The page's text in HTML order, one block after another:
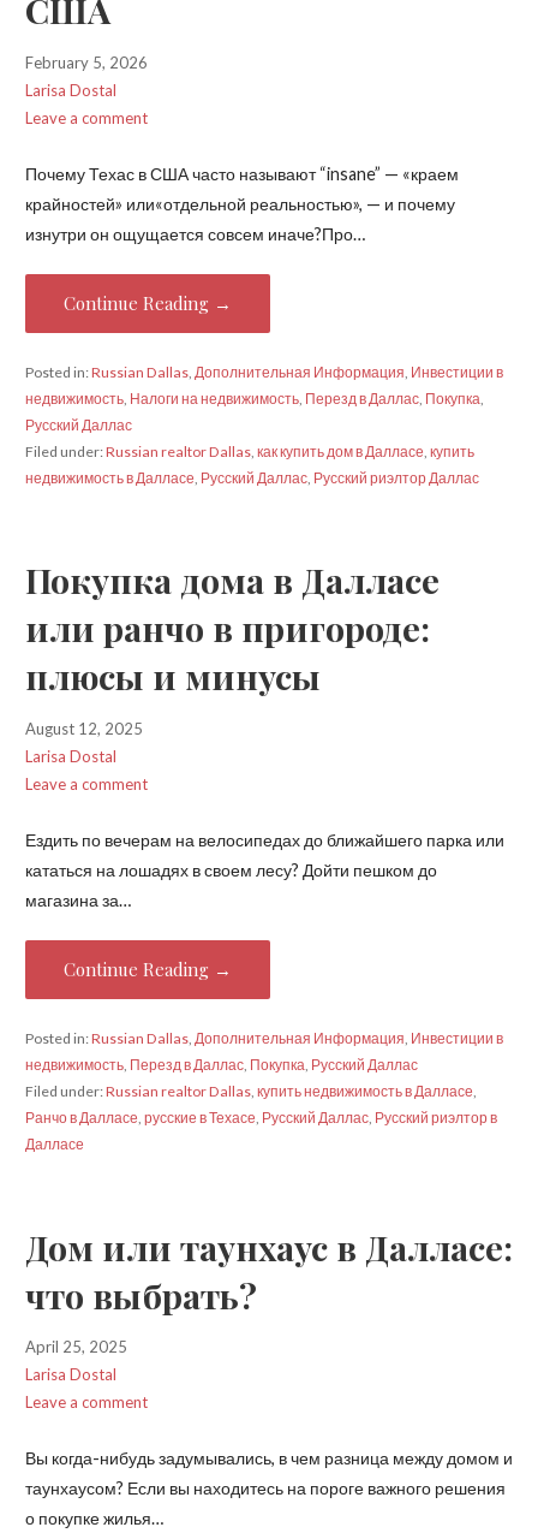
США
February 5, 2026
Larisa Dostal
Leave a comment
Почему Техас в США часто называют “insane” — «краем
крайностей» или«отдельной реальностью», — и почему
изнутри он ощущается совсем иначе?Про…
Continue Reading →
Posted in:Russian Dallas, Дополнительная Информация Инвестиции в
недвижимость, Налоги на недвижимость, Перезд в Даллас, Покупка
Русский Даллас
Filed under:Russian realtor Dallas, как купить дом в Далласе купить
недвижимость в Далласе Русский Даллас, Русский риэлтор Даллас
Покупка дома в Далласе
или ранчо в пригороде:
плюсы и минусы
August 12, 2025
Larisa Dostal
Leave a comment
Ездить по вечерам на велосипедах до ближайшего парка или
кататься на лошадях в своем лесу? Дойти пешком до
магазина за…
Continue Reading →
Posted in:Russian Dallas, Дополнительная Информация Инвестиции в
недвижимость, Перезд в Даллас, Покупка Русский Даллас
Filed under:Russian realtor Dallas, купить недвижимость в Далласе
Ранчо в Далласе русские в Техасе Русский Даллас, Русский риэлтор в
Далласе
Дом или таунхаус в Далласе:
что выбрать?
April 25, 2025
Larisa Dostal
Leave a comment
Вы когда-нибудь задумывались, в чем разница между домом и
таунхаусом? Если вы находитесь на пороге важного решения
о покупке жилья…